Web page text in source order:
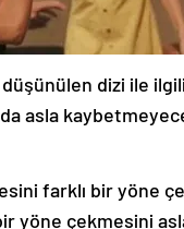
asla
yöne çekmesini